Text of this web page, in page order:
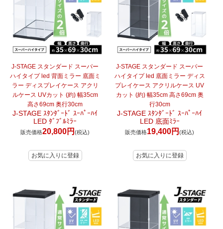
問い合わせ
J-STAGE スタンダード スーパー
ハイタイプ led 背面ミラー 底面ミ
ラー ディスプレイケース アクリ
ルケース UVカット (約) 幅35cm
高さ69cm 奥行30cm
J-STAGE ｽﾀﾝﾀﾞｰﾄﾞ ｽｰﾊﾟｰﾊｲ
LED ﾀﾞﾌﾞﾙﾐﾗｰ
販売価格20,800円(税込)
J-STAGE スタンダード スーパー
ハイタイプ led 底面ミラー ディス
プレイケース アクリルケース UV
カット (約) 幅35cm 高さ69cm 奥
行30cm
J-STAGE ｽﾀﾝﾀﾞｰﾄﾞ ｽｰﾊﾟｰﾊｲ
LED 底面ﾐﾗｰ
販売価格19,400円(税込)